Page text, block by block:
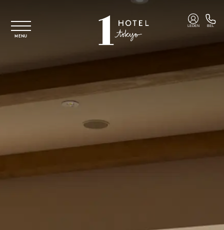
MENU
LEDEN BEL